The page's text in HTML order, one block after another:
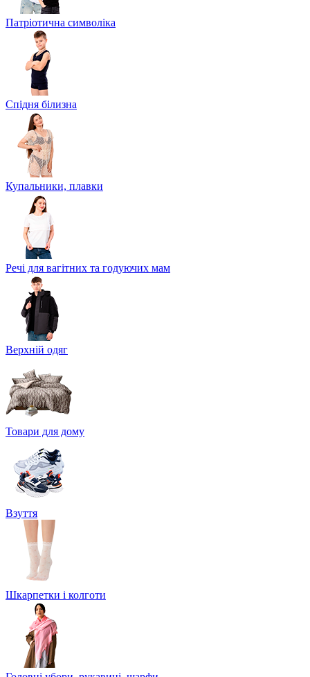
Патріотична символіка
Спідня білизна
Купальники, плавки
Речі для вагітних та годуючих мам
Верхній одяг
Товари для дому
Взуття
Шкарпетки і колготи